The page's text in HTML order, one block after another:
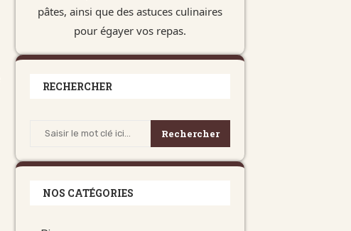
pâtes, ainsi que des astuces culinaires
pour égayer vos repas.
RECHERCHER
Rechercher
NOS CATÉGORIES